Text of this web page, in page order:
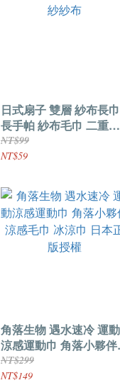
日式扇子 雙層 紗布長巾
長手帕 紗布毛巾 二重紗
紗布
NT$99
NT$59
角落生物 遇水速冷 運動
涼感運動巾 角落小夥伴
涼感毛巾 冰涼巾 日本正
版授權
NT$299
NT$149